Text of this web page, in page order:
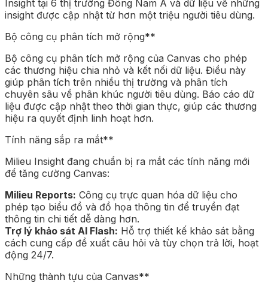
Insight tại 6 thị trường Đông Nam Á và dữ liệu về những
insight được cập nhật từ hơn một triệu người tiêu dùng.
Bộ công cụ phân tích mở rộng**
Bộ công cụ phân tích mở rộng của Canvas cho phép
các thương hiệu chia nhỏ và kết nối dữ liệu. Điều này
giúp phân tích trên nhiều thị trường và phân tích
chuyên sâu về phân khúc người tiêu dùng. Báo cáo dữ
liệu được cập nhật theo thời gian thực, giúp các thương
hiệu ra quyết định linh hoạt hơn.
Tính năng sắp ra mắt**
Milieu Insight đang chuẩn bị ra mắt các tính năng mới
để tăng cường Canvas:
Milieu Reports: Công cụ trực quan hóa dữ liệu cho
phép tạo biểu đồ và đồ họa thông tin để truyền đạt
thông tin chi tiết dễ dàng hơn.
Trợ lý khảo sát AI Flash: Hỗ trợ thiết kế khảo sát bằng
cách cung cấp đề xuất câu hỏi và tùy chọn trả lời, hoạt
động 24/7.
Những thành tựu của Canvas**